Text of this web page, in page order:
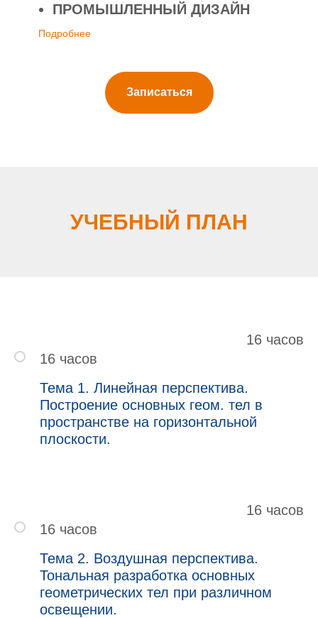
ПРОМЫШЛЕННЫЙ ДИЗАЙН
Подробнее
Записаться
УЧЕБНЫЙ ПЛАН
16 часов
16 часов
Тема 1. Линейная перспектива.
Построение основных геом. тел в
пространстве на горизонтальной
плоскости.
16 часов
16 часов
Тема 2. Воздушная перспектива.
Тональная разработка основных
геометрических тел при различном
освещении.